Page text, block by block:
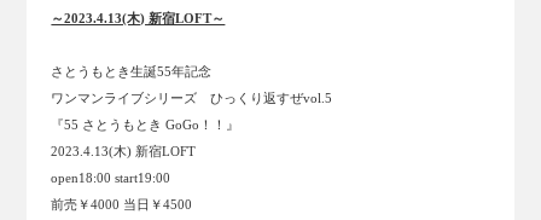
～2023.4.13(木) 新宿LOFT～
さとうもとき生誕55年記念
ワンマンライブシリーズ ひっくり返すぜvol.5
『55 さとうもとき GoGo！！』
2023.4.13(木) 新宿LOFT
open18:00 start19:00
前売￥4000 当日￥4500